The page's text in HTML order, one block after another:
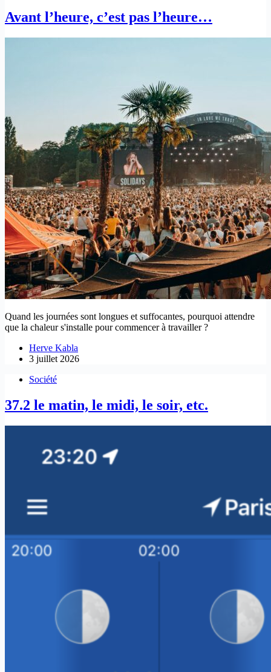
Avant l’heure, c’est pas l’heure…
Quand les journées sont longues et suffocantes, pourquoi attendre
que la chaleur s'installe pour commencer à travailler ?
Herve Kabla
3 juillet 2026
Société
37.2 le matin, le midi, le soir, etc.